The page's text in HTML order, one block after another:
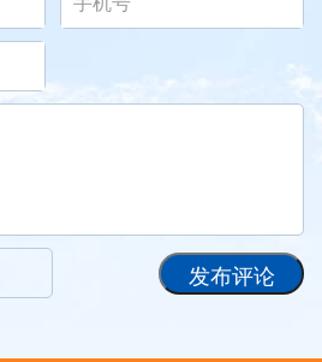
发布评论